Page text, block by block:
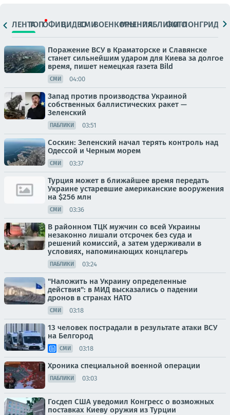
ЛЕНТАТОПОФИЦ.ВИДЕОСМИВОЕНКОРЫМНЕНИЯПАБЛИКИ
ФОТОЛОНГРИДЫ
Поражение ВСУ в Краматорске и Славянске
станет сильнейшим ударом для Киева за долгое
время, пишет немецкая газета Bild
СМИ 04:00
Запад против производства Украиной
собственных баллистических ракет —
Зеленский
ПАБЛИКИ 03:51
Соскин: Зеленский начал терять контроль над
Одессой и Черным морем
СМИ 03:37
Турция может в ближайшее время передать
Украине устаревшие американские вооружения
на $256 млн
СМИ 03:36
В районном ТЦК мужчин со всей Украины
незаконно лишали отсрочек без суда и
решений комиссий, а затем удерживали в
условиях, напоминающих концлагерь
ПАБЛИКИ 03:24
"Наложить на Украину определенные
действия": в МИД высказались о падении
дронов в странах НАТО
СМИ 03:18
13 человек пострадали в результате атаки ВСУ
на Белгород
СМИ 03:18
Хроника специальной военной операции
ПАБЛИКИ 03:03
Госдеп США уведомил Конгресс о возможных
поставках Киеву оружия из Турции